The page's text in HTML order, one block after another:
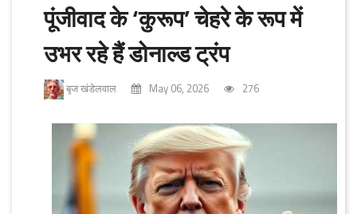
पूंजीवाद के ‘कुरूप’ चेहरे के रूप में
उभर रहे हैं डोनाल्ड ट्रंप
बृज खंडेलवाल May 06, 2026 276